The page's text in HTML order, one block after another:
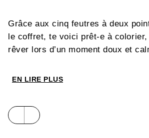
Grâce aux cinq feutres à deux
le coffret, te voici prêt-e à
rêver lors d’un moment doux et
EN LIRE PLUS